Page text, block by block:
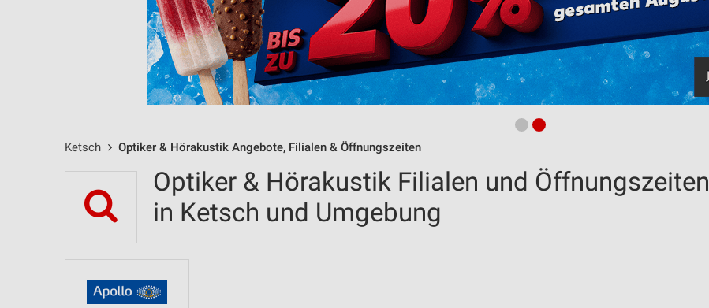
Ketsch Optiker & Hörakustik Angebote, Filialen & Öffnungszeiten
Optiker & Hörakustik Filialen und Öffnungszeiten
in Ketsch und Umgebung